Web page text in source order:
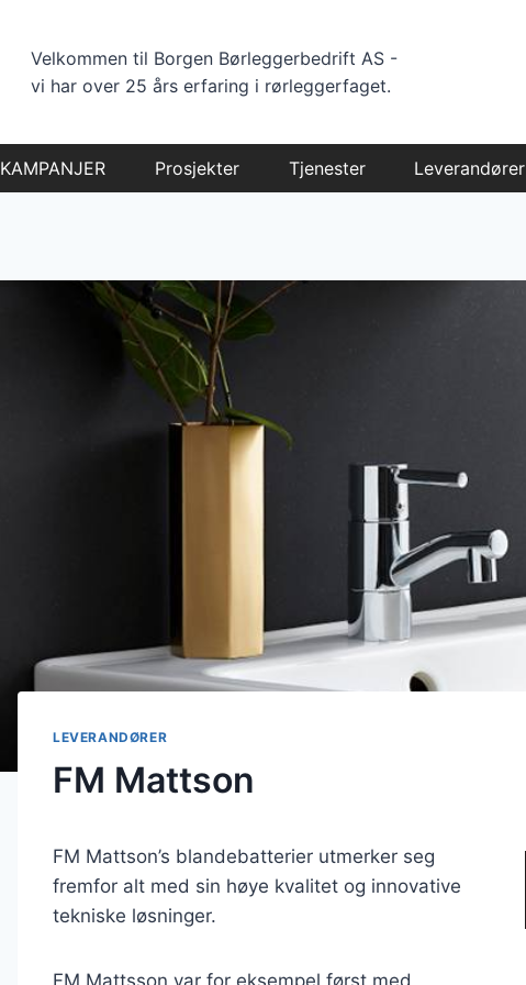
Velkommen til Borgen Børleggerbedrift AS -
vi har over 25 års erfaring i rørleggerfaget.
KAMPANJER Prosjekter Tjenester Leverandører
LEVERANDØRER
FM Mattson
FM Mattson’s blandebatterier utmerker seg
fremfor alt med sin høye kvalitet og innovative
tekniske løsninger.
FM Mattsson var for eksempel først med